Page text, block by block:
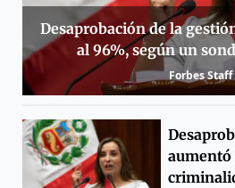
Desaprobación de la
al 96%, según un
Forbes Staff
aumentó